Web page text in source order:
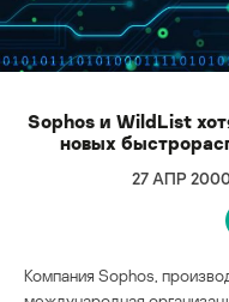
Sophos и WildList
новых
27 АПР
Компания Sophos,